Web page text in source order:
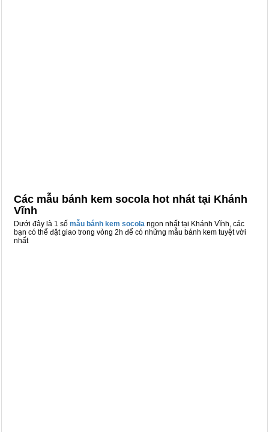
Các mẫu bánh kem socola hot nhát tại Khánh
Vĩnh
Dưới đây là 1 số mẫu bánh kem socola ngon nhất tại Khánh Vĩnh, các
bạn có thể đặt giao trong vòng 2h để có những mẫu bánh kem tuyệt vời
nhất